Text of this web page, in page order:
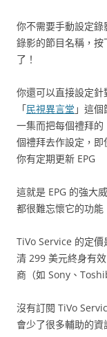
你不需要手動設定
錄影的節目名稱，
了！
你還可以直接設定
「民視異言堂 」這
一集而把每個禮拜的
個禮拜去作設定，
你有定期更新 EPG
這就是 EPG 的強大
都很難忘懷它的功能
TiVo Service 的定
清 299 美元終身有
商（如 Sony、
沒有訂閱 TiVo
會少了很多輔助的資